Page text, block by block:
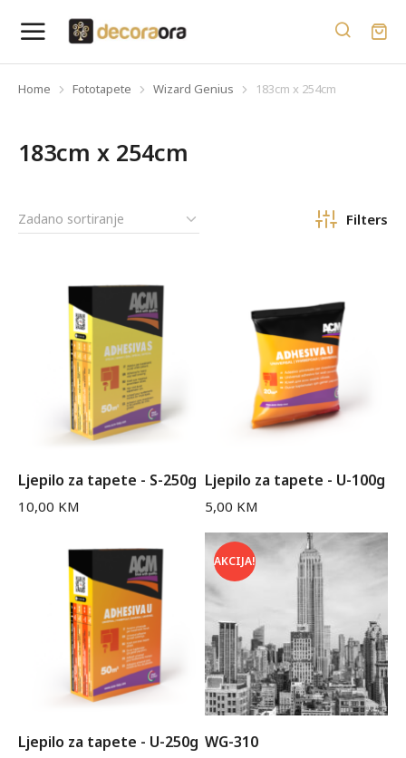
You are here:
Home Fototapete Wizard Genius 183cm x 254cm
183cm x 254cm
Filters
Ljepilo za tapete - S-250g
10,00 KM
Ljepilo za tapete - U-100g
5,00 KM
Ljepilo za tapete - U-250g
AKCIJA!
WG-310